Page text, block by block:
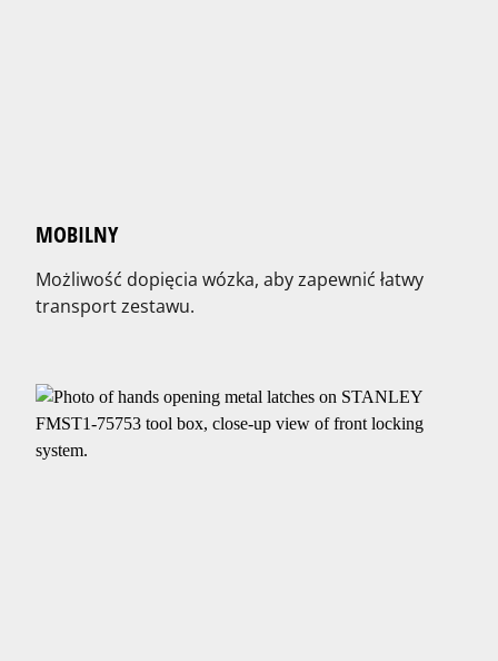
MOBILNY
Możliwość dopięcia wózka, aby zapewnić łatwy
transport zestawu.